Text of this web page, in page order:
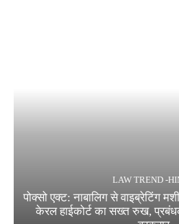
LAW TREND -
पोक्सो एक्ट: नाबालिग से वाइब्रेटिंग
केरल हाईकोर्ट का सख्त रुख,